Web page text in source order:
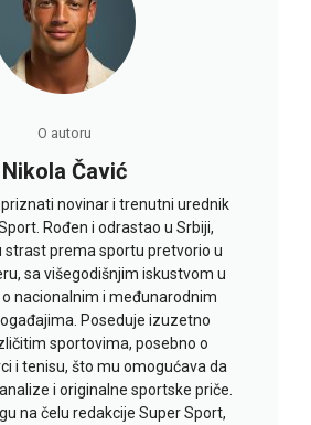
O autoru
Nikola Čavić
priznati novinar i trenutni urednik
Rođen i odrastao u Srbiji,
strast prema sportu pretvorio u
sa višegodišnjim iskustvom u
nacionalnim i međunarodnim
Poseduje izuzetno
sportovima, posebno o
i tenisu, što mu omogućava da
i originalne sportske priče.
na čelu redakcije Super Sport,